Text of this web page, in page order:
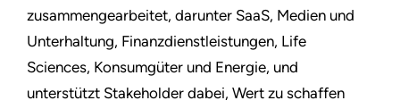
zusammengearbeitet, darunter SaaS, Medien und
Unterhaltung, Finanzdienstleistungen, Life
Sciences, Konsumgüter und Energie, und
unterstützt Stakeholder dabei, Wert zu schaffen